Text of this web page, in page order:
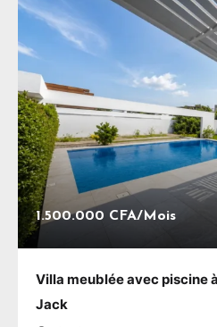
1.500.000 CFA/Mois
Villa meublée avec piscine
Jack